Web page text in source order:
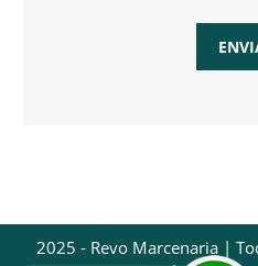
2025 - Revo Marcenaria |